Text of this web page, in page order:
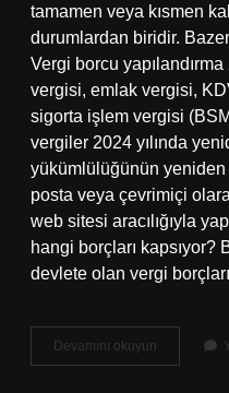
tamamen veya kısmen
durumlardan biridir.
Vergi borcu yapılandırma
vergisi, emlak vergisi,
sigorta işlem vergisi
vergiler 2024 yılında
yükümlülüğünün yeniden
posta veya çevrimiçi
web sitesi aracılığıyla
hangi borçları
devlete olan vergi
Devamını okuyun
Borcu